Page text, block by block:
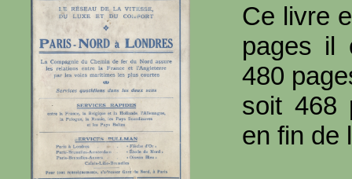
Ce livre
pages il
480
soit 468
en fin de